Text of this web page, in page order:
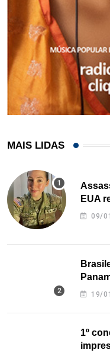
MAIS LIDAS
EUA
09/
nos19/
1º